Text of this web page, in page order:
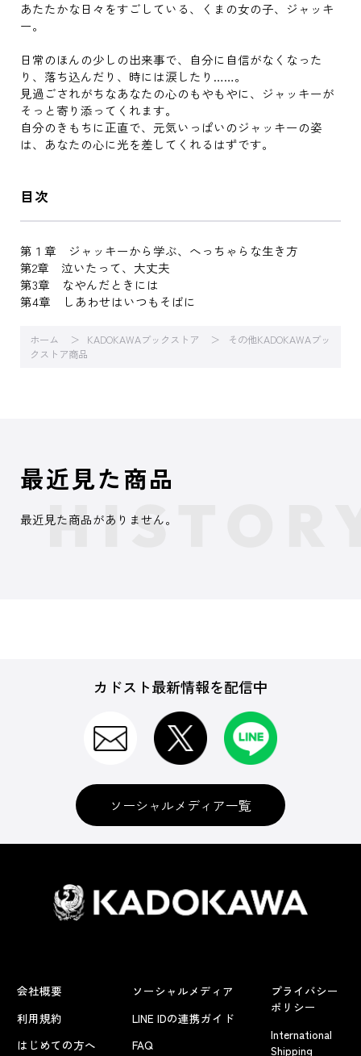
あたたかな日々をすごしている、くまの女の子、ジャッキ
ー。
日常のほんの少しの出来事で、自分に自信がなくなった
り、落ち込んだり、時には涙したり……。
見過ごされがちなあなたの心のもやもやに、ジャッキーが
そっと寄り添ってくれます。
自分のきもちに正直で、元気いっぱいのジャッキーの姿
は、あなたの心に光を差してくれるはずです。
目次
第１章 ジャッキーから学ぶ、へっちゃらな生き方
第2章 泣いたって、大丈夫
第3章 なやんだときには
第4章 しあわせはいつもそばに
ホーム KADOKAWAブックストア
その他KADOKAWAブッ
クストア商品
最近見た商品
最近見た商品がありません。
カドスト最新情報を配信中
ソーシャルメディア一覧
会社概要
利用規約
はじめての方へ
ソーシャルメディア
LINE IDの連携ガイド
FAQ
プライバシー
ポリシー
International
Shipping